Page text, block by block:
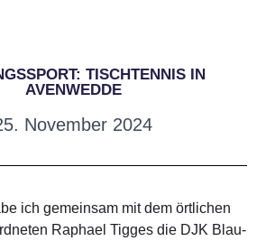
TISCHTENNIS IN
AVENWEDDE
November 2024
ich gemeinsam mit dem örtlichen
Raphael Tigges die DJK Blau-